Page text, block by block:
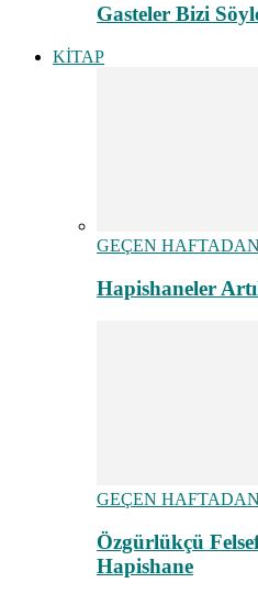
Gasteler Bizi
KİTAP
GEÇEN HAFTADAN
Hapishaneler
GEÇEN HAFTADAN
Özgürlükçü
Hapishane